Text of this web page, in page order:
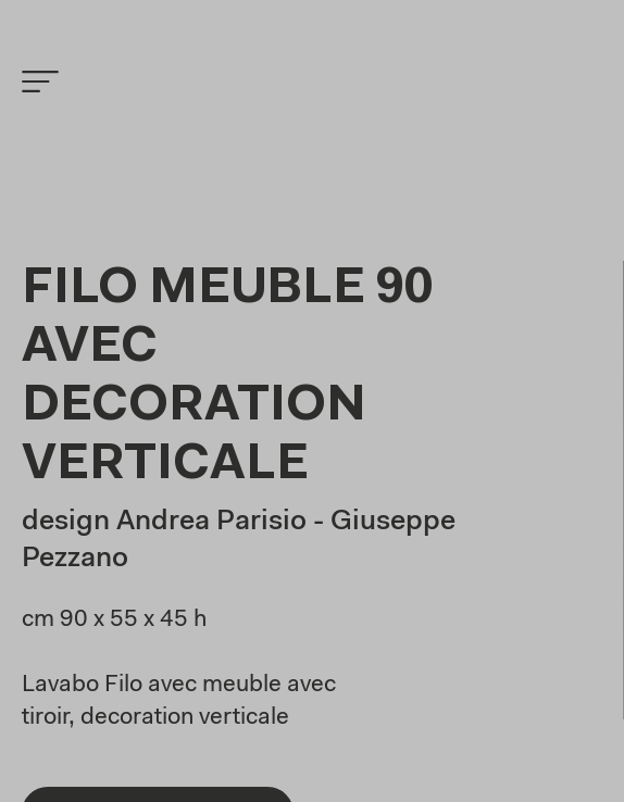
FILO MEUBLE 90
AVEC
DECORATION
VERTICALE
design Andrea Parisio - Giuseppe
Pezzano
cm 90 x 55 x 45 h
Lavabo Filo avec meuble avec
tiroir, decoration verticale